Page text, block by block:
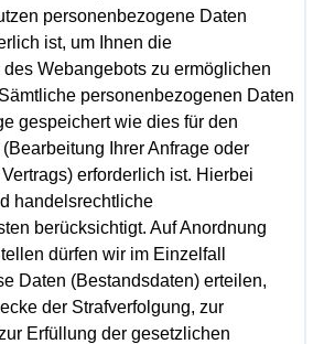
personenbezogene Daten
ist, um Ihnen die
des Webangebots zu ermöglichen
personenbezogenen Daten
gespeichert wie dies für den
Ihrer Anfrage oder
erforderlich ist. Hierbei
handelsrechtliche
berücksichtigt. Auf Anordnung
dürfen wir im Einzelfall
Daten (Bestandsdaten) erteilen,
der Strafverfolgung, zur
Erfüllung der gesetzlichen